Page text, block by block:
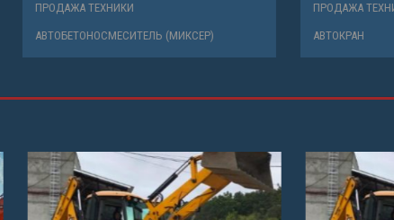
ПРОДАЖА ТЕХНИКИ
АВТОБЕТОНОСМЕСИТЕЛЬ (МИКСЕР)
ПРОДАЖА
АВТОКРАН